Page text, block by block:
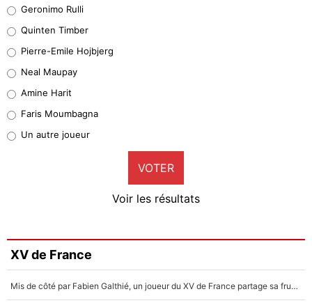
32%
4%
1%
9%
Faris Moumbagna
4%
Un autre joueur
Geronimo Rulli
Quinten Timber
Pierre-Emile Hojbjerg
Neal Maupay
Amine Harit
Faris Moumbagna
Un autre joueur
VOTER
Voir les résultats
XV de France
Mis de côté par Fabien Galthié, un joueur du XV de France partage sa frustration : «ils ne me l’ont pas dit tout de suite»